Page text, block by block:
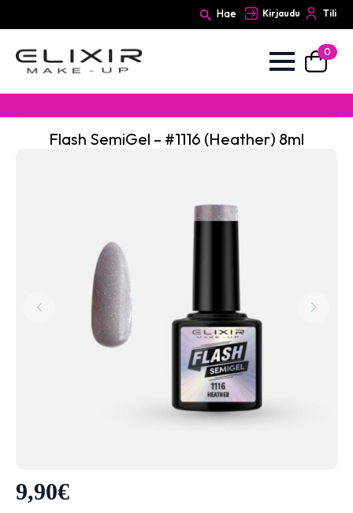
Hae Kirjaudu Tili
0
Flash SemiGel – #1116 (Heather) 8ml
9,90€